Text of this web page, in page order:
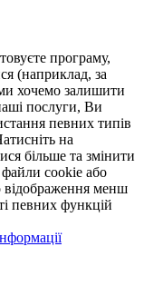
програму,
(наприклад, за
хочемо залишити
послуги, Ви
певних типів
на
більше та змінити
cookie або
відображення менш
певних функцій